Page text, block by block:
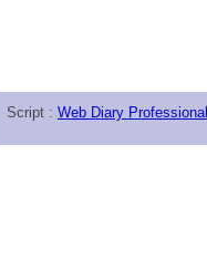
Script : Web Diary Professional